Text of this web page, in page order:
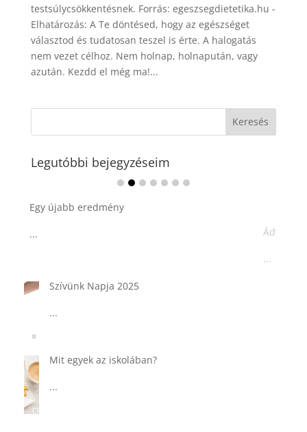
testsúlycsökkentésnek. Forrás: egeszsegdietetika.hu -
Elhatározás: A Te döntésed, hogy az egészséget
választod és tudatosan teszel is érte. A halogatás
nem vezet célhoz. Nem holnap, holnapután, vagy
azután. Kezdd el még ma!...
Legutóbbi bejegyzéseim
Ádvent 1. vasárnapja🌟
Tárkonyos csirkeragu leves